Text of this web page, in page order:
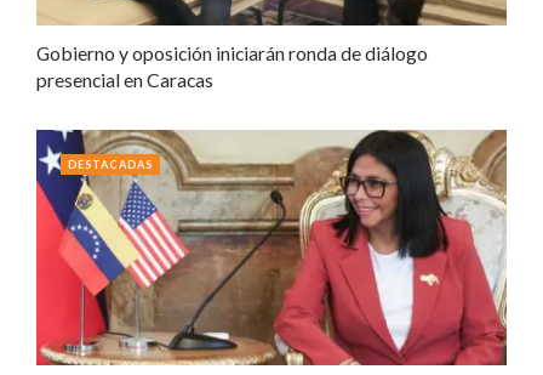
Gobierno y oposición iniciarán ronda de diálogo
presencial en Caracas
DESTACADAS